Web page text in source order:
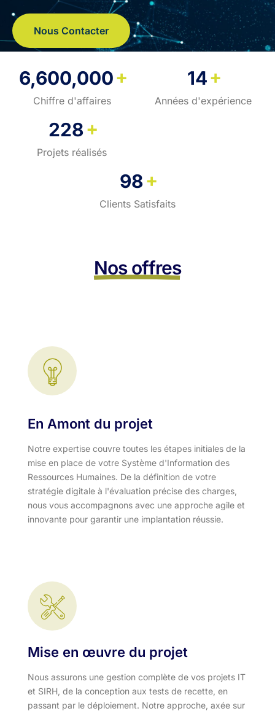
Nous Contacter
6,600,000+
Chiffre d'affaires
14+
Années d'expérience
228+
Projets réalisés
98+
Clients Satisfaits
Nos offres
En Amont du projet
Notre expertise couvre toutes les étapes initiales de la
mise en place de votre Système d'Information des
Ressources Humaines. De la définition de votre
stratégie digitale à l'évaluation précise des charges,
nous vous accompagnons avec une approche agile et
innovante pour garantir une implantation réussie.
Mise en œuvre du projet
Nous assurons une gestion complète de vos projets IT
et SIRH, de la conception aux tests de recette, en
passant par le déploiement. Notre approche, axée sur